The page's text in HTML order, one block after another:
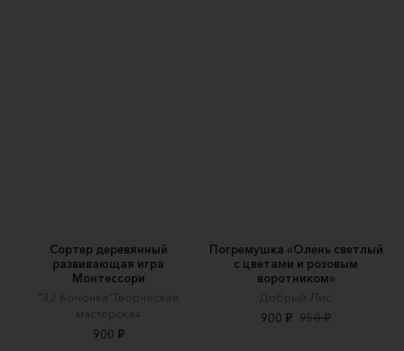
Сортер деревянный
развивающая игра
Монтессори
"32 Бочонка"Творческая
мастерская
900 ₽
Погремушка «Олень светлый
с цветами и розовым
воротником»
Добрый Лис
900 ₽ 950 ₽